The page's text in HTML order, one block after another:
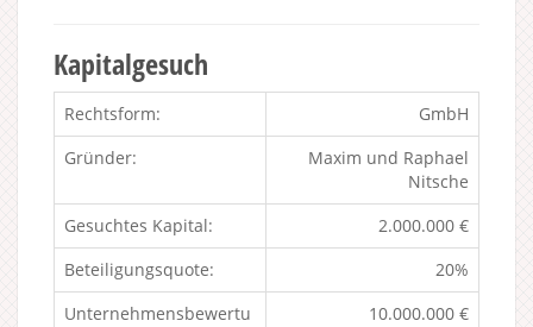
Kapitalgesuch
Rechtsform:
GmbH
Gründer:
Maxim und Raphael
Nitsche
Gesuchtes Kapital:
2.000.000 €
Beteiligungsquote:
20%
Unternehmensbewertu
10.000.000 €